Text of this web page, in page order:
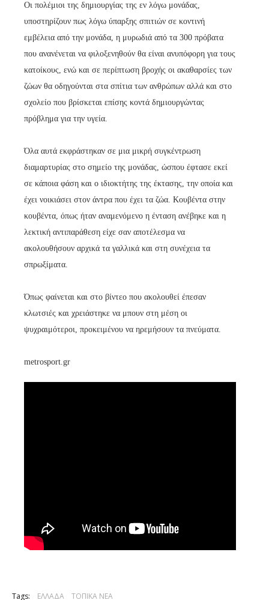
Οι πολέμιοι της δημιουργίας της εν λόγω μονάδας,
υποστηρίζουν πως λόγω ύπαρξης σπιτιών σε κοντινή
εμβέλεια από την μονάδα, η μυρωδιά από τα 300 πρόβατα
που ανανένεται να φιλοξενηθούν θα είναι ανυπόφορη για τους
κατοίκους, ενώ και σε περίπτωση βροχής οι ακαθαρσίες των
ζώων θα οδηγούνται στα σπίτια των ανθρώπων αλλά και στο
σχολείο που βρίσκεται επίσης κοντά δημιουργώντας
πρόβλημα για την υγεία.
Όλα αυτά εκφράστηκαν σε μια μικρή συγκέντρωση
διαμαρτυρίας στο σημείο της μονάδας, ώσπου έφτασε εκεί
σε κάποια φάση και ο ιδιοκτήτης της έκτασης, την οποία και
έχει νοικιάσει στον άντρα που έχει τα ζώα. Κουβέντα στην
κουβέντα, όπως ήταν αναμενόμενο η ένταση ανέβηκε και η
λεκτική αντιπαράθεση είχε σαν αποτέλεσμα να
ακολουθήσουν αρχικά τα γαλλικά και στη συνέχεια τα
σπρωξίματα.
Όπως φαίνεται και στο βίντεο που ακολουθεί έπεσαν
κλωτσιές και χρειάστηκε να μπουν στη μέση οι
ψυχραιμότεροι, προκειμένου να ηρεμήσουν τα πνεύματα.
metrosport.gr
Tags: ΕΛΛΑΔΑ ΤΟΠΙΚΑ ΝΕΑ